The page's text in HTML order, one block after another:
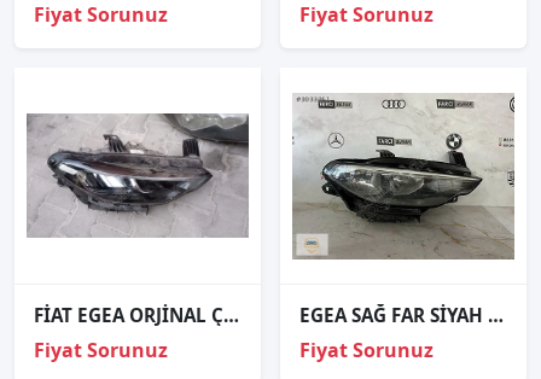
Fiyat Sorunuz Fiyat Sorunuz
FİAT EGEA ORJİNAL ÇIKMA SAĞ FAR
Fiyat Sorunuz
EGEA SAĞ FAR SİYAH ZEMİN ORJİNAL
Fiyat Sorunuz